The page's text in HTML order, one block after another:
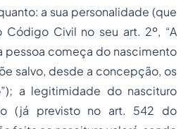
a sua personalidade (que
Código Civil no seu art. 2º, “A
pessoa começa do nascimento
salvo, desde a concepção, os
a legitimidade do nascituro
(já previsto no art. 542 do